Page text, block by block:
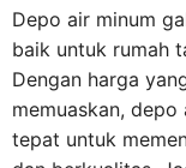
Depo air minum
baik untuk rumah
Dengan harga
memuaskan,
tepat untuk